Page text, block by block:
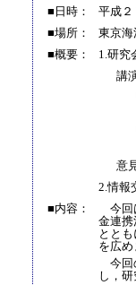
■日時：
平成２
■場所：
東京海
■概要：
1.研究
講
意
2.情報
■内容：
今回
金連携
とと
を広め
今回
し，